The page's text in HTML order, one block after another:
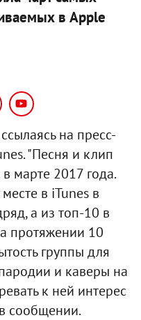
в Apple
ссылаясь на пресс-
"Песня и клип
марте 2017 года.
в iTunes в
а из топ-10 в
протяжении 10
группы для
и каверы на
к ней интерес
сообщении.